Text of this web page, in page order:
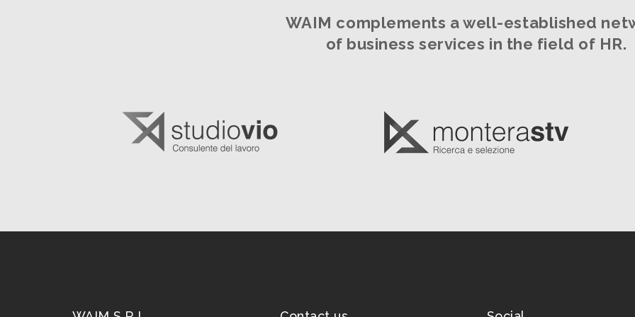
WAIM complements a well-established
of business services in the field of HR.